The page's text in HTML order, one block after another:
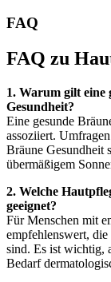
FAQ
FAQ zu
1. Warum gilt eine
Gesundheit?
Eine gesunde
assoziiert.
Bräune Gesundheit
übermäßigem
2. Welche
geeignet?
Für Menschen mit
empfehlenswert,
sind. Es ist wichtig,
Bedarf